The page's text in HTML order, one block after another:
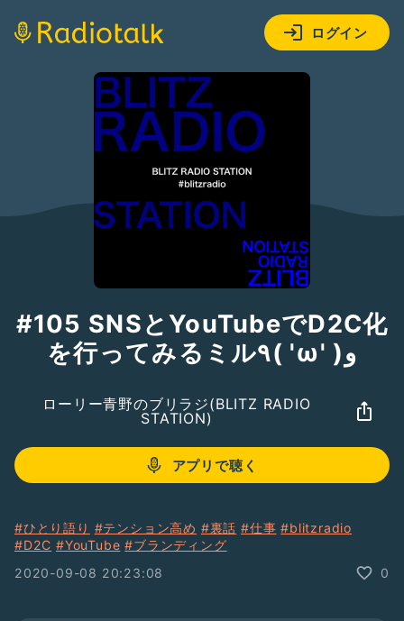
ログイン
#105 SNSとYouTubeでD2C化
を行ってみるミル٩( 'ω' )و
ローリー青野のブリラジ(BLITZ RADIO
STATION)
アプリで聴く
#ひとり語り #テンション高め #裏話 #仕事 #blitzradio
#D2C #YouTube #ブランディング
2020-09-08 20:23:08
0